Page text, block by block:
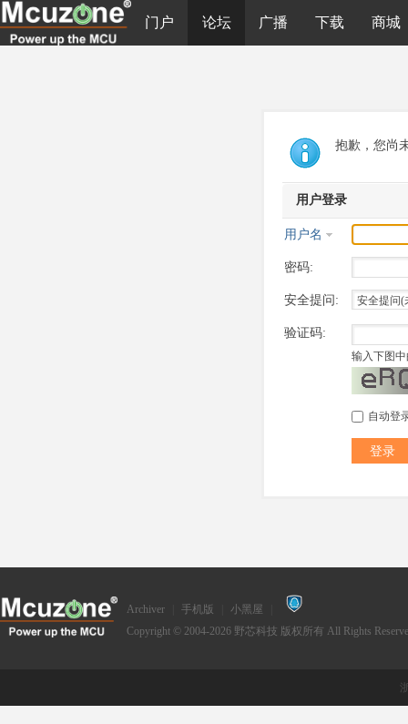
门户 论坛 广播 下载 商城
抱歉，您尚
用户登录
用户名
密码:
安全提问:
验证码:
输入下图
自动登
登录
Archiver 手机版 小黑屋
Copyright © 2004-2026 野芯科技 版权所有 All Rights